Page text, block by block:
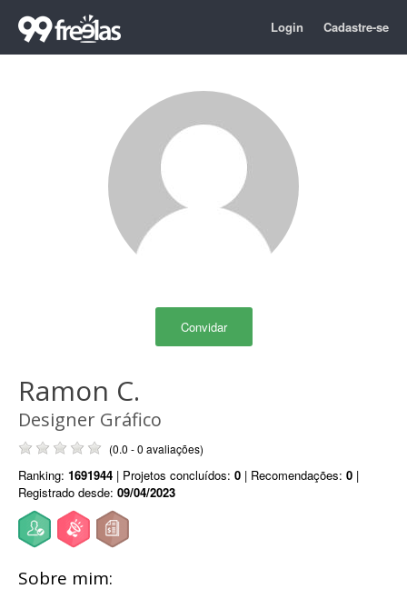
Login Cadastre-se
Convidar
Ramon C.
Designer Gráfico
(0.0 - 0 avaliações)
Ranking: 1691944 | Projetos concluídos: 0 | Recomendações: 0 |
Registrado desde: 09/04/2023
Sobre mim: